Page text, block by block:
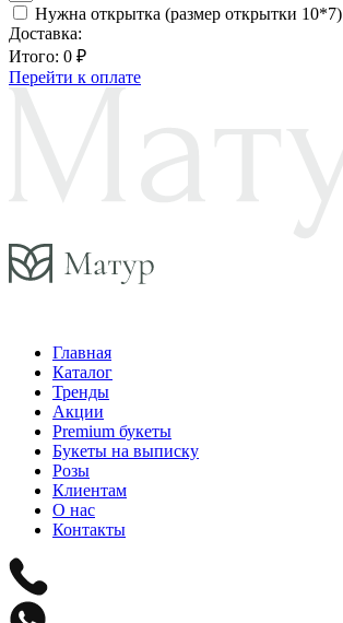
Нужна открытка (размер открытки 10*7)
Доставка:
Итого: 0 ₽
Перейти к оплате
Главная
Каталог
Тренды
Акции
Premium букеты
Букеты на выписку
Розы
Клиентам
О нас
Контакты